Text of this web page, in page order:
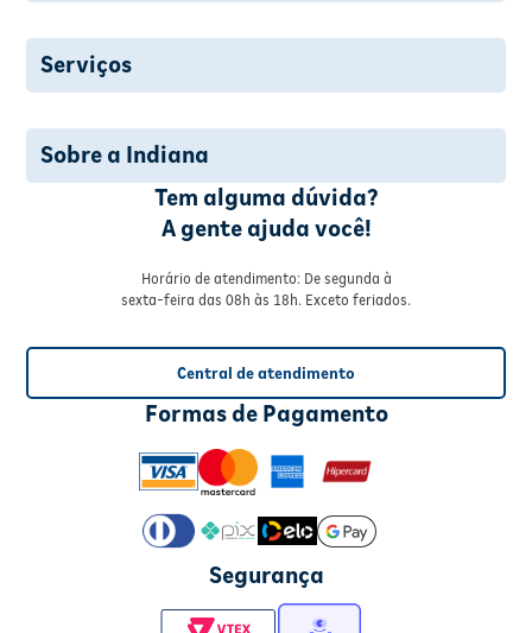
Serviços
Sobre a Indiana
Tem alguma dúvida?
A gente ajuda você!
Horário de atendimento: De segunda à
sexta-feira das 08h às 18h. Exceto feriados.
Central de atendimento
Formas de Pagamento
Segurança